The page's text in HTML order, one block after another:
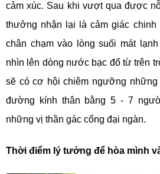
cảm xúc. Sau khi vượt qua được
thưởng nhận lại là cảm giác chinh
chân chạm vào lòng suối mát
nhìn lên dòng nước bạc đổ từ trên
sẽ có cơ hội chiêm ngưỡng những
đường kính thân bằng 5 - 7
những vị thần gác cổng đại ngàn.
Thời điểm lý tưởng để hòa mình